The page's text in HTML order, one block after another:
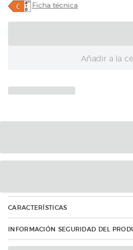
Ficha técnica
Añadir a la
CARACTERÍSTICAS
INFORMACIÓN SEGURIDAD DEL